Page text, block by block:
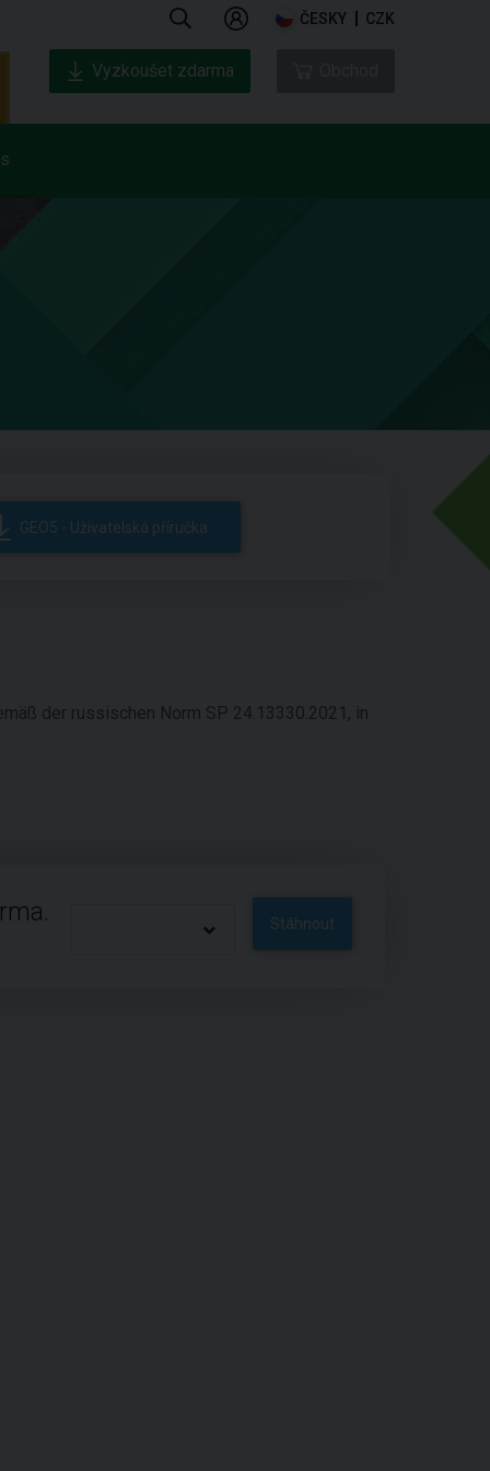
ČESKY CZK
Vyzkoušet zdarma
GEO5 - Uživatelská příručka
der russischen Norm SP 24.13330.2021, in
Stáhnout